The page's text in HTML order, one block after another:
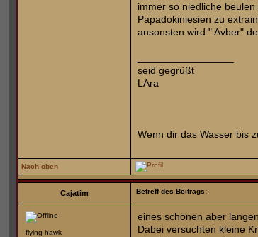
immer so niedliche
Papadokiniesien zu
ansonsten wird " Avber"
seid gegrüßt
LAra
Wenn dir das Wasser bis
Nach oben
Cajatim Betreff des Beitrags:
flying hawk
eines schönen aber
Dabei versuchten kleine